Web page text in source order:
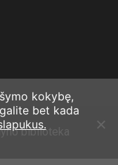
biblioteka
kokybę,
bet kada